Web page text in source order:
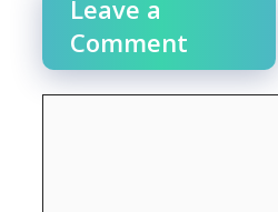
Leave a
Comment